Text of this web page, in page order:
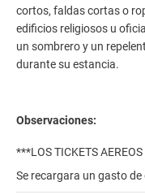
cortos, faldas cortas o
edificios religiosos u
un sombrero y un
durante su estancia.
Observaciones:
***LOS TICKETS
Se recargara un gasto